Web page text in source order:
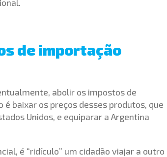
de importação
abolir os impostos de
baixar os preços desses produtos, que
Unidos, e equiparar a Argentina
é “ridículo” um cidadão viajar a outro